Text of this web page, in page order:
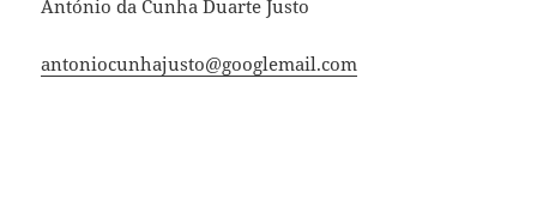
António da Cunha Duarte Justo
antoniocunhajusto@googlemail.com